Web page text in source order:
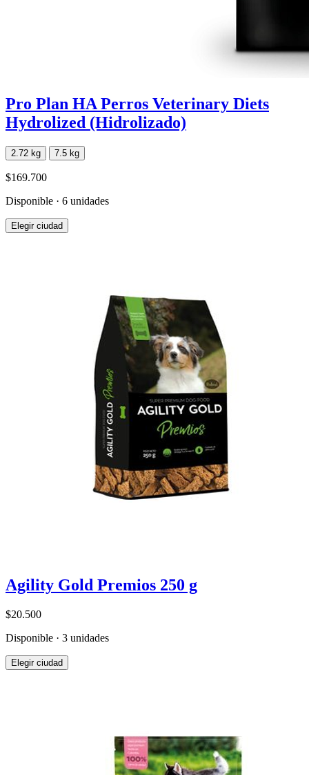
Pro Plan HA Perros Veterinary Diets
Hydrolized (Hidrolizado)
2.72 kg 7.5 kg
$169.700
Disponible · 6 unidades
Elegir ciudad
Agility Gold Premios 250 g
$20.500
Disponible · 3 unidades
Elegir ciudad